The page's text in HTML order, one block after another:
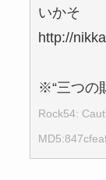
いかそ
http://
※“三つの
Rock54: